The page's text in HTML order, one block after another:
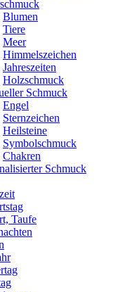
Blumen
Tiere
Meer
Himmelszeichen
Jahreszeiten
Holzschmuck
Schmuck
Engel
Sternzeichen
Heilsteine
Symbolschmuck
Chakren
Schmuck
Taufe